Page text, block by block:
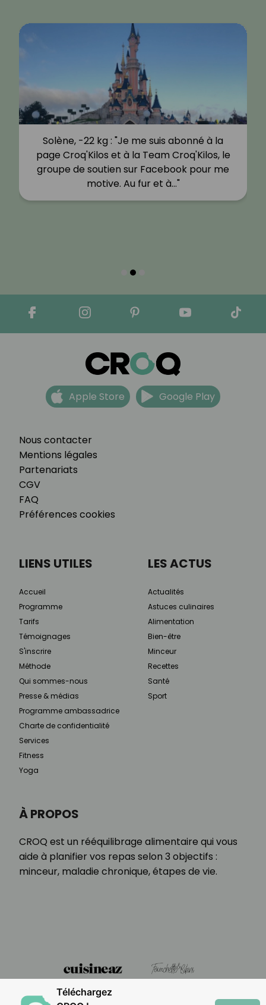
Solène, -22 kg : "Je me suis abonné à la
page Croq'Kilos et à la Team Croq'Kilos, le
groupe de soutien sur Facebook pour me
motive. Au fur et à…"
Nous contacter
Mentions légales
Partenariats
CGV
FAQ
Préférences cookies
Apple Store Google Play
À PROPOS
CROQ est un rééquilibrage alimentaire qui vous
aide à planifier vos repas selon 3 objectifs :
minceur, maladie chronique, étapes de vie.
LIENS UTILES
Accueil
Programme
Tarifs
Témoignages
S'inscrire
Méthode
Qui sommes-nous
Presse & médias
Programme ambassadrice
Charte de confidentialité
Services
Fitness
Yoga
LES ACTUS
Actualités
Astuces culinaires
Alimentation
Bien-être
Minceur
Recettes
Santé
Sport
Téléchargez